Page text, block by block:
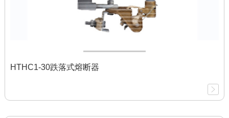
HTHC1-30跌落式熔断器